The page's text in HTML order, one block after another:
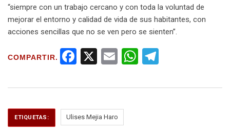
“siempre con un trabajo cercano y con toda la voluntad de
mejorar el entorno y calidad de vida de sus habitantes, con
acciones sencillas que no se ven pero se sienten”.
COMPARTIR.
F
ce
b
o
X
E
ail
W
at e
ETIQUETAS: Ulises Mejia Haro